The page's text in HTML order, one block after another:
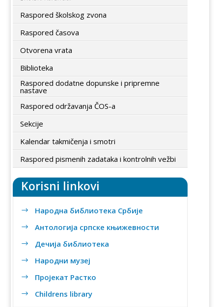
Raspored školskog zvona
Raspored časova
Otvorena vrata
Biblioteka
Raspored dodatne dopunske i pripremne
nastave
Raspored održavanja ČOS-a
Sekcije
Kalendar takmičenja i smotri
Raspored pismenih zadataka i kontrolnih vežbi
Korisni linkovi
$ Народна библиотека Србије
$ Антологија српске књижевности
$ Дечија библиотека
$ Народни музеј
$ Пројекат Растко
$ Childrens library